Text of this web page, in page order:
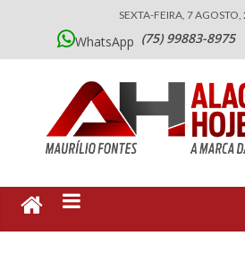
SEXTA-FEIRA, 7
WhatsApp (75) 99883-8975